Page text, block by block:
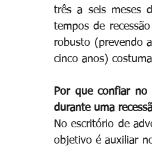
três a seis meses
tempos de
robusto (prevendo
cinco anos)
Por que confiar no
durante uma
No escritório de
objetivo é auxiliar